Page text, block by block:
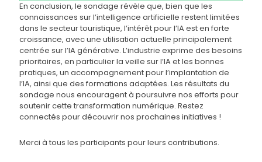
En conclusion, le sondage révèle que, bien que les
connaissances sur l’intelligence artificielle restent limitées
dans le secteur touristique, l’intérêt pour l’IA est en forte
croissance, avec une utilisation actuelle principalement
centrée sur l’IA générative. L’industrie exprime des besoins
prioritaires, en particulier la veille sur l’IA et les bonnes
pratiques, un accompagnement pour l’implantation de
l’IA, ainsi que des formations adaptées. Les résultats du
sondage nous encouragent à poursuivre nos efforts pour
soutenir cette transformation numérique. Restez
connectés pour découvrir nos prochaines initiatives !
Merci à tous les participants pour leurs contributions.